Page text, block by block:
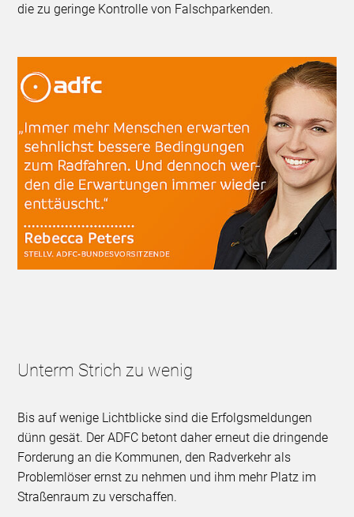
die zu geringe Kontrolle von Falschparkenden.
Unterm Strich zu wenig
Bis auf wenige Lichtblicke sind die Erfolgsmeldungen
dünn gesät. Der ADFC betont daher erneut die dringende
Forderung an die Kommunen, den Radverkehr als
Problemlöser ernst zu nehmen und ihm mehr Platz im
Straßenraum zu verschaffen.